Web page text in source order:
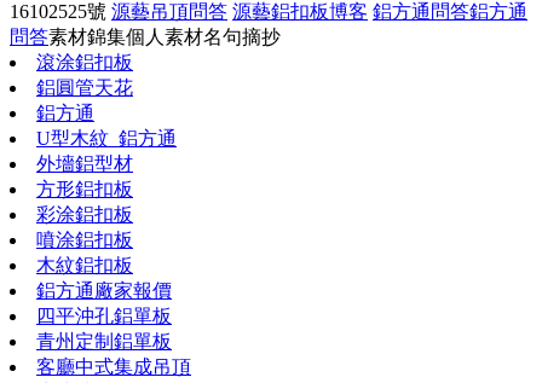
16102525號 源藝吊頂問答 源藝鋁扣板博客 鋁方通問答鋁方通
問答素材錦集個人素材名句摘抄
滾涂鋁扣板
鋁圓管天花
鋁方通
U型木紋_鋁方通
外墻鋁型材
方形鋁扣板
彩涂鋁扣板
噴涂鋁扣板
木紋鋁扣板
鋁方通廠家報價
四平沖孔鋁單板
青州定制鋁單板
客廳中式集成吊頂